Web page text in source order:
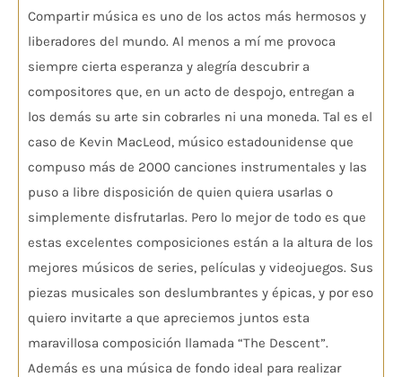
Compartir música es uno de los actos más hermosos y
liberadores del mundo. Al menos a mí me provoca
siempre cierta esperanza y alegría descubrir a
compositores que, en un acto de despojo, entregan a
los demás su arte sin cobrarles ni una moneda. Tal es el
caso de Kevin MacLeod, músico estadounidense que
compuso más de 2000 canciones instrumentales y las
puso a libre disposición de quien quiera usarlas o
simplemente disfrutarlas. Pero lo mejor de todo es que
estas excelentes composiciones están a la altura de los
mejores músicos de series, películas y videojuegos. Sus
piezas musicales son deslumbrantes y épicas, y por eso
quiero invitarte a que apreciemos juntos esta
maravillosa composición llamada “The Descent”.
Además es una música de fondo ideal para realizar